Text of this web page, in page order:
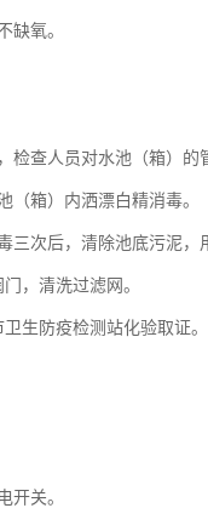
缺氧。
查人员对水池（箱）的
箱）内洒漂白精消毒。
次后，清除池底污泥，
，清洗过滤网。
生防疫检测站化验取证。
开关。